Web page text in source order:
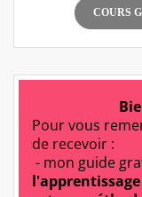
COURS